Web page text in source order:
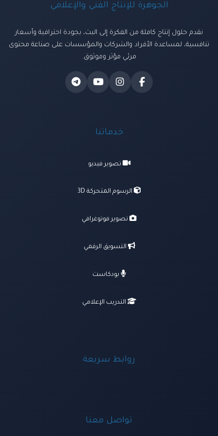
الجوهرة للإنتاج الفني والإعلامي
نقدم حلول إنتاج كاملة من الفكرة إلى البث، بجودة احترافية وأسعار
تنافسية، لمساعدة الأفراد والشركات والمؤسسات على صناعة محتوى
مرئي مؤثر وموثوق.
خدماتنا
تصوير فيديو
الرسوم المتحركة 3D
تصوير فوتوغرافي
التسويق الرقمي
بودكاست
التدريب الإعلامي
روابط سريعة
تواصل معنا